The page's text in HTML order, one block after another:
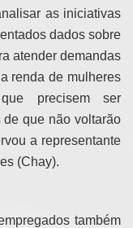
as iniciativas
dados sobre
atender demandas
renda de mulheres
precisem ser
de que não voltarão
a representante
(Chay).
também